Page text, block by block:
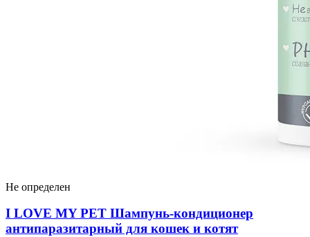
Не определен
I LOVЕ MY PET Шампунь-кондиционер
антипаразитарный для кошек и котят